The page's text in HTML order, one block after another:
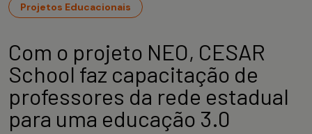
Projetos Educacionais
Com o projeto NEO, CESAR
School faz capacitação de
professores da rede estadual
para uma educação 3.0